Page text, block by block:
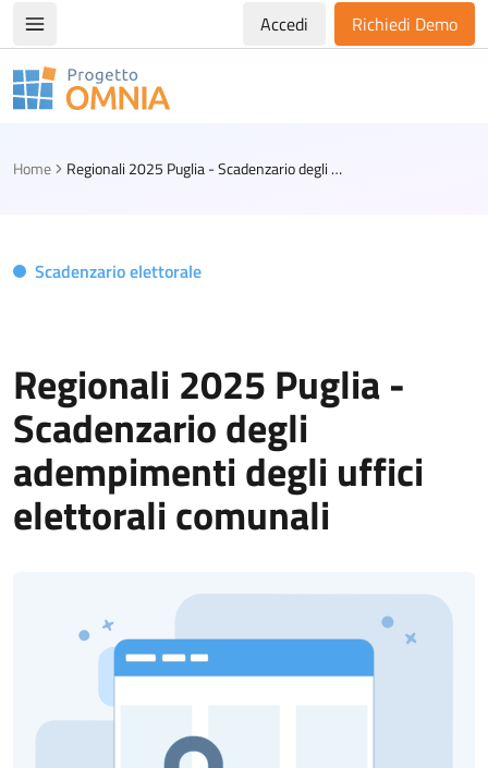
Apri/chiudi menù di navigazioneAccedi Richiedi Demo
Progetto Omnia
Home Regionali 2025 Puglia - Scadenzario degli adempimenti degli uffici elettorali comunali
Scadenzario elettorale
Regionali 2025 Puglia -
Scadenzario degli
adempimenti degli uffici
elettorali comunali